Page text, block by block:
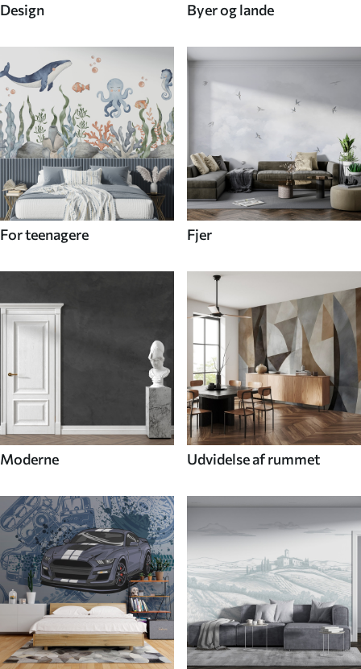
Design Byer og lande
For teenagere Fjer
Moderne Udvidelse af rummet